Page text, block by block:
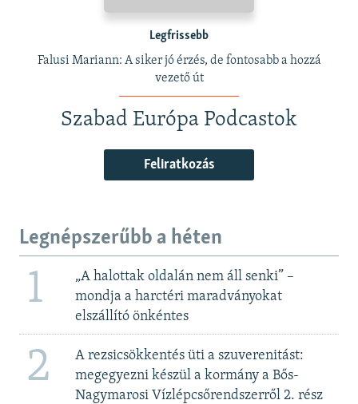
Legfrissebb
Falusi Mariann: A siker jó érzés, de fontosabb a hozzá
vezető út
Szabad Európa Podcastok
Feliratkozás
Legnépszerűbb a héten
1
„A halottak oldalán nem áll senki” –
mondja a harctéri maradványokat
elszállító önkéntes
2
A rezsicsökkentés üti a szuverenitást:
megegyezni készül a kormány a Bős-
Nagymarosi Vízlépcsőrendszerről 2. rész